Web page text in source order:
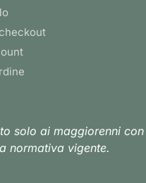
solo ai maggiorenni con
normativa vigente.